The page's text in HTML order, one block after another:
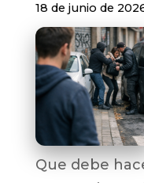
18 de junio de
Que debe